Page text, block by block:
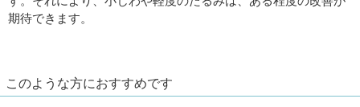
期待できます。
このような方におすすめです